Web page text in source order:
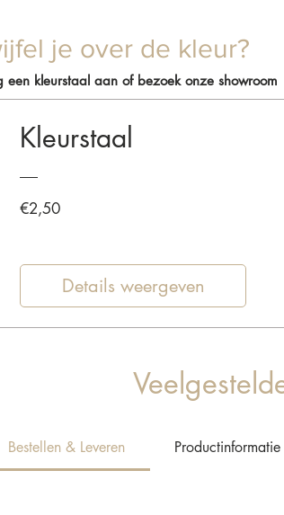
je over de kleur?
een kleurstaal aan of bezoek onze showroom
Kleurstaal
€2,50Prijs
Details weergeven
Bestellen & Leveren